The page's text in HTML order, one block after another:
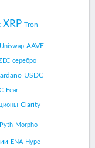
XRP Tron
Uniswap AAVE
серебро
USDC
Fear
Clarity
Pyth Morpho
ENA Hype